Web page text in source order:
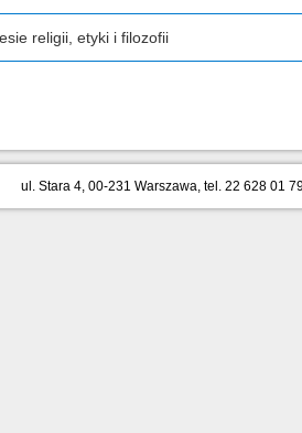
religii, etyki i filozofii
ul. Stara 4, 00-231 Warszawa, tel. 22 628 01